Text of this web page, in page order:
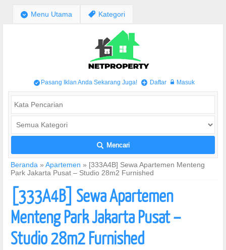
; Menu Utama , Kategori
/ Pasang Iklan Anda Sekarang Juga! + Daftar w Masuk
L Mencari
Beranda » Apartemen » [333A4B] Sewa Apartemen Menteng
Park Jakarta Pusat – Studio 28m2 Furnished
[333A4B] Sewa Apartemen
Menteng Park Jakarta Pusat –
Studio 28m2 Furnished